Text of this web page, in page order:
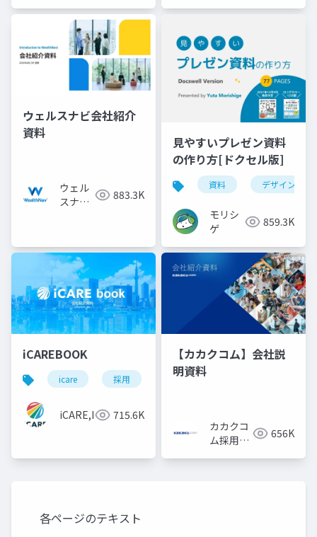
ウェルスナビ会社紹介
資料
ウェル
スナビ
883.3K
見やすいプレゼン資料
の作り方[ドクセル版]
資料 デザイン
モリシ
ゲ
859.3K
iCAREBOOK
icare 採用 カルチャーデック
iCARE,Inc 715.6K
【カカクコム】会社説
明資料
カカクコ
ム採用担
656K
各ページのテキスト